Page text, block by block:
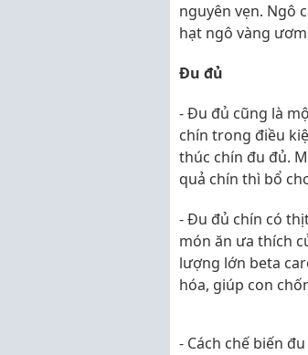
nguyên vẹn. Ngô
hạt ngô vàng
Đu đủ
- Đu đủ cũng là
chín trong điều
thúc chín đu đủ.
quả chín thì bổ
- Đu đủ chín có
món ăn ưa thích
lượng lớn beta
hóa, giúp con
- Cách chế biến